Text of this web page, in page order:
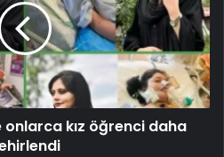
onlarca kız öğrenci daha